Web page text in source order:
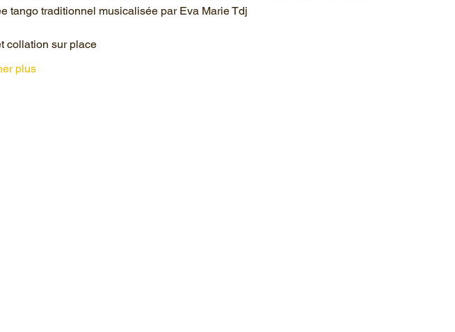
tango traditionnel musicalisée par Eva Marie Tdj
collation sur place
plus